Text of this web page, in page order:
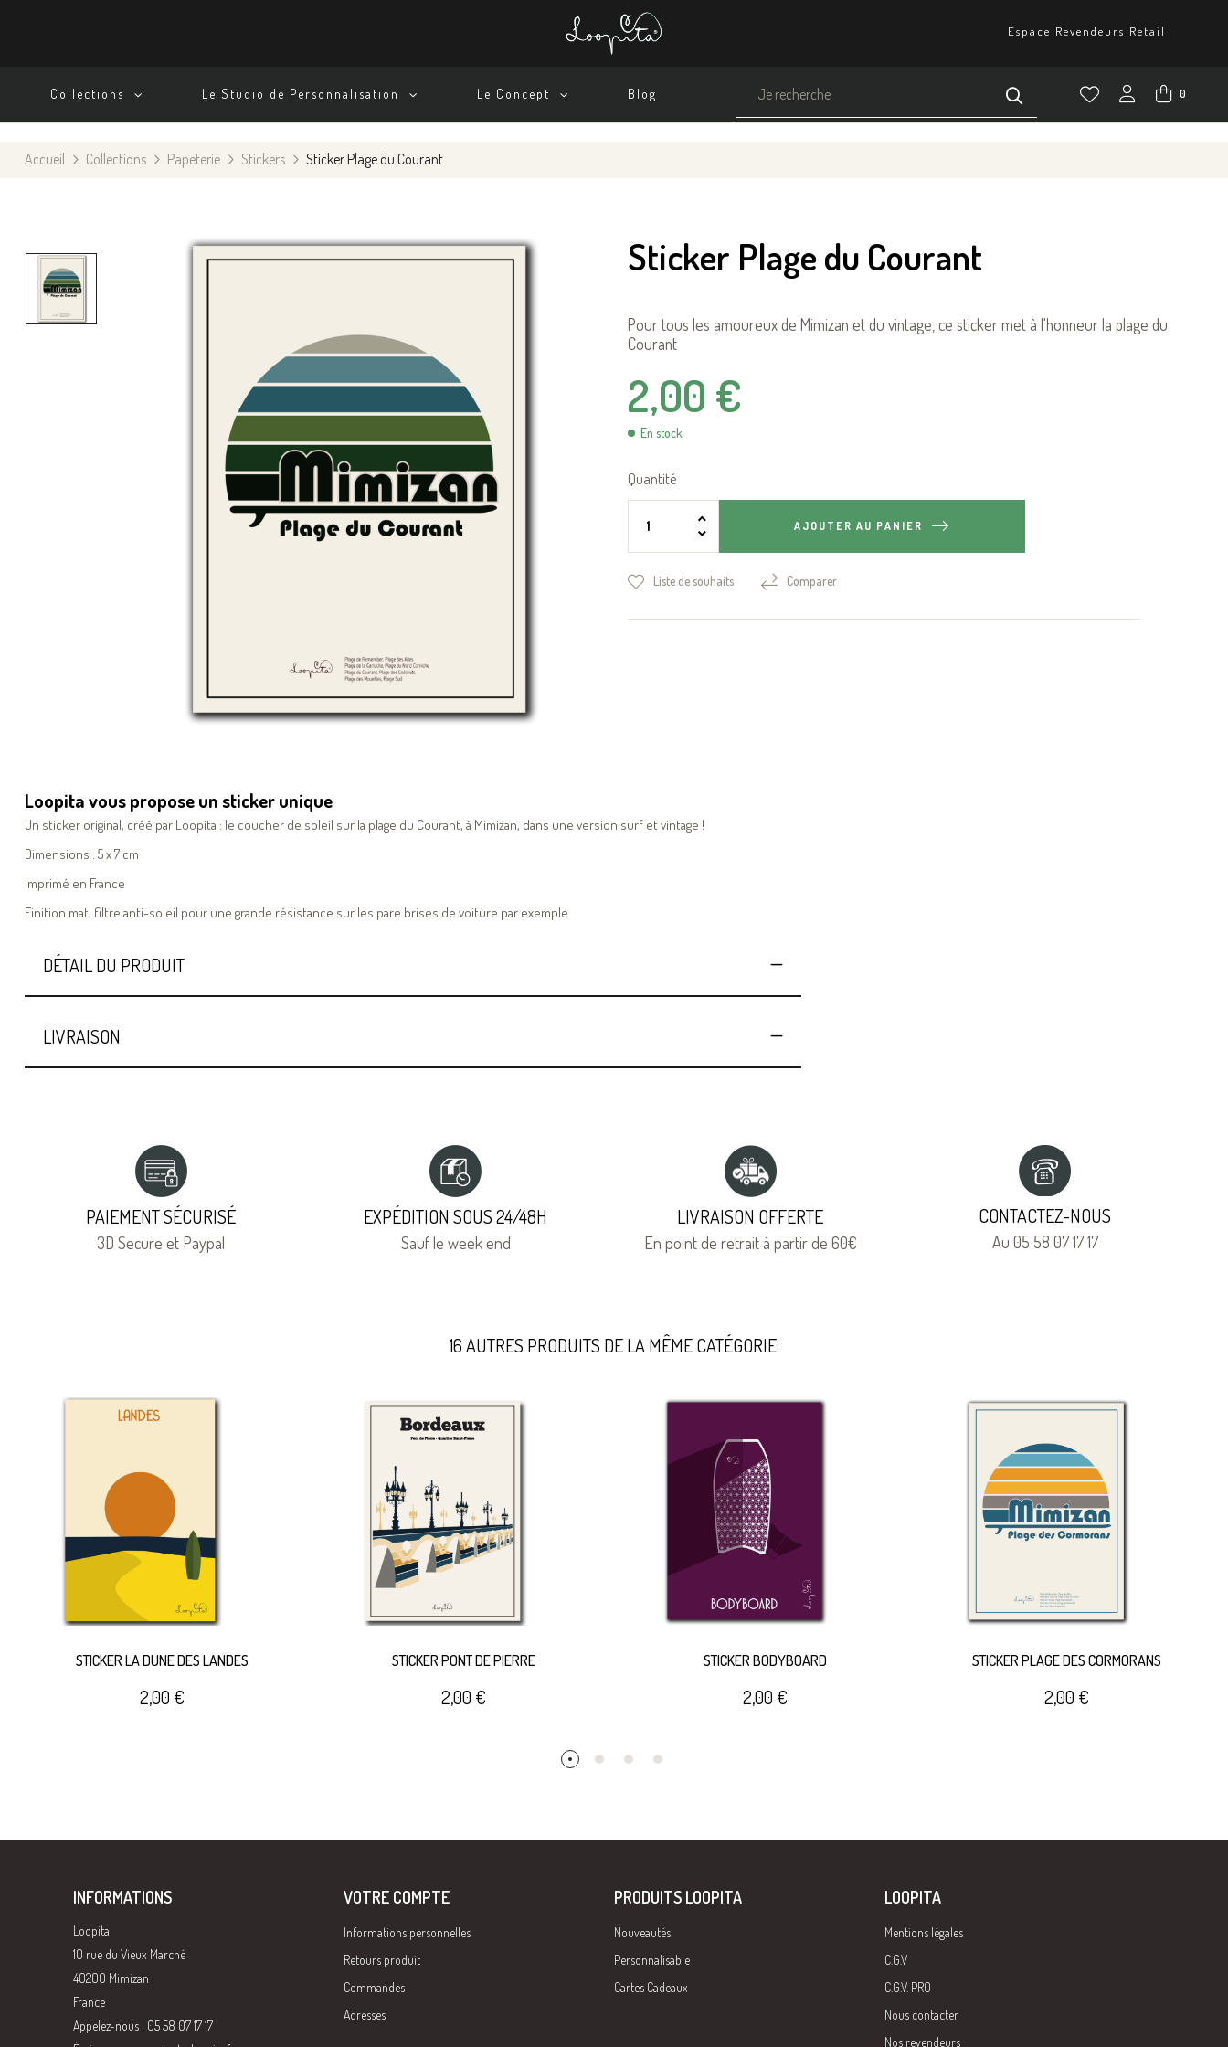
Espace Revendeurs Retail
Collections Le Studio de Personnalisation Le Concept Blog 0
Accueil Collections Papeterie Stickers Sticker Plage du Courant
Sticker Plage du Courant
Pour tous les amoureux de Mimizan et du vintage, ce sticker met à l'honneur la plage du
Courant
2,00 €
En stock
Quantité
AJOUTER AU PANIER
Liste de souhaits Comparer
Loopita vous propose un sticker unique
Un sticker original, créé par Loopita : le coucher de soleil sur la plage du Courant, à Mimizan, dans une version surf et vintage !
Dimensions : 5 x 7 cm
Imprimé en France
Finition mat, filtre anti-soleil pour une grande résistance sur les pare brises de voiture par exemple
DÉTAIL DU PRODUIT
LIVRAISON
PAIEMENT SÉCURISÉ
3D Secure et Paypal
EXPÉDITION SOUS 24/48H
Sauf le week end
LIVRAISON OFFERTE
En point de retrait à partir de 60€
CONTACTEZ-NOUS
Au 05 58 07 17 17
16 AUTRES PRODUITS DE LA MÊME CATÉGORIE:
STICKER LA DUNE DES LANDES
2,00 €
STICKER PONT DE PIERRE
2,00 €
STICKER BODYBOARD
2,00 €
STICKER PLAGE DES CORMORANS
2,00 €
INFORMATIONS
Loopita
10 rue du Vieux Marché
40200 Mimizan
France
Appelez-nous : 05 58 07 17 17
VOTRE COMPTE
Informations personnelles
Retours produit
Commandes
Adresses
PRODUITS LOOPITA
Nouveautés
Personnalisable
Cartes Cadeaux
LOOPITA
Mentions légales
C.G.V
C.G.V. PRO
Nous contacter
Nos revendeurs